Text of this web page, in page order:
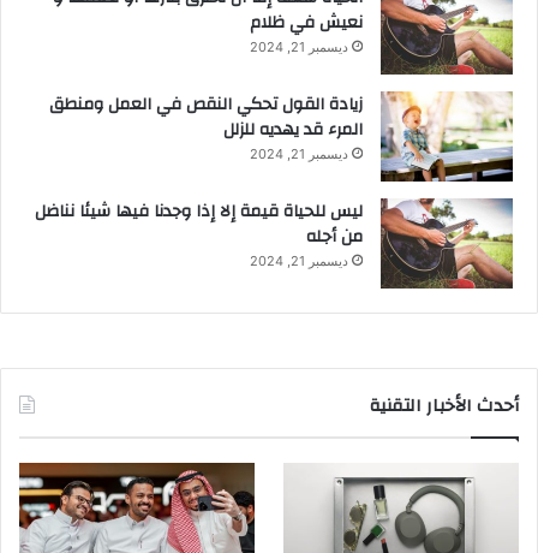
نعيش في ظلام
ديسمبر 21, 2024
زيادة القول تحكي النقص في العمل ومنطق
المرء قد يهديه للزلل
ديسمبر 21, 2024
ليس للحياة قيمة إلا إذا وجدنا فيها شيئا نناضل
من أجله
ديسمبر 21, 2024
أحدث الأخبار التقنية